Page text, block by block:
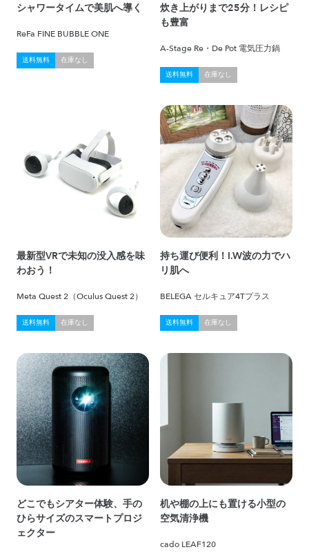
シャワータイムで美肌へ導く
ReFa FINE BUBBLE ONE
送料無料 在庫なし
炊き上がりまで25分！レシピ
も豊富
A-Stage Re・De Pot 電気圧力鍋
送料無料 在庫なし
最新型VRで未知の没入感を味
わおう！
Meta Quest 2（Oculus Quest 2）
送料無料 在庫なし
持ち運び便利！I.W波の力でハ
リ肌へ
BELEGA セルキュア4Tプラス
送料無料 在庫なし
どこでもシアター体験、手の
ひらサイズのスマートプロジ
ェクター
机や棚の上にも置ける小型の
空気清浄機
cado LEAF120